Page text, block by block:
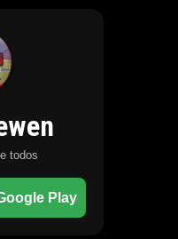
todos
Play